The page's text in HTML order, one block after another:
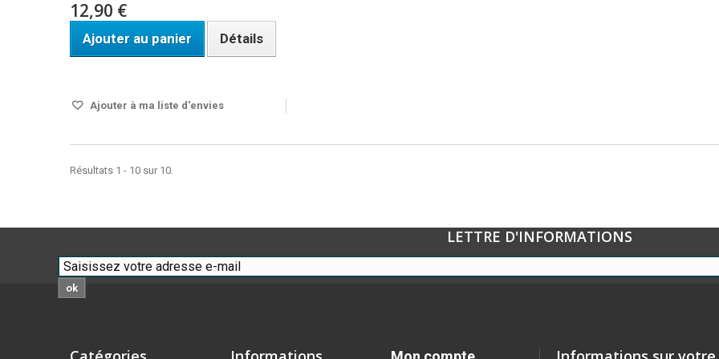
12,90 €
Ajouter au panier Détails
Ajouter à ma liste d'envies
Résultats 1 - 10 sur 10.
LETTRE D'INFORMATIONS
ok